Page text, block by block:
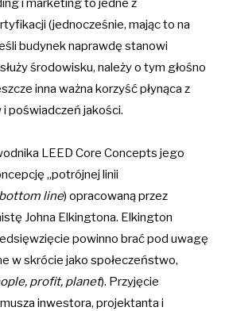
i marketing to jedne z
(jednocześnie, mając to na
budynek naprawdę stanowi
środowisku, należy o tym głośno
inna ważna korzyść płynąca z
poświadczeń jakości.
LEED Core Concepts jego
„potrójnej linii
line) opracowaną przez
Johna Elkingtona. Elkington
powinno brać pod uwagę
w skrócie jako społeczeństwo,
profit, planet). Przyjęcie
inwestora, projektanta i